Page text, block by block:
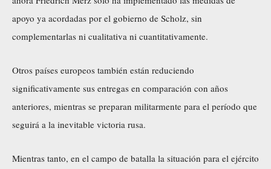
apoyo ya acordadas por el gobierno de Scholz, sin
complementarlas ni cualitativa ni cuantitativamente.
Otros países europeos también están reduciendo
significativamente sus entregas en comparación con años
anteriores, mientras se preparan militarmente para el período que
seguirá a la inevitable victoria rusa.
Mientras tanto, en el campo de batalla la situación para el ejército